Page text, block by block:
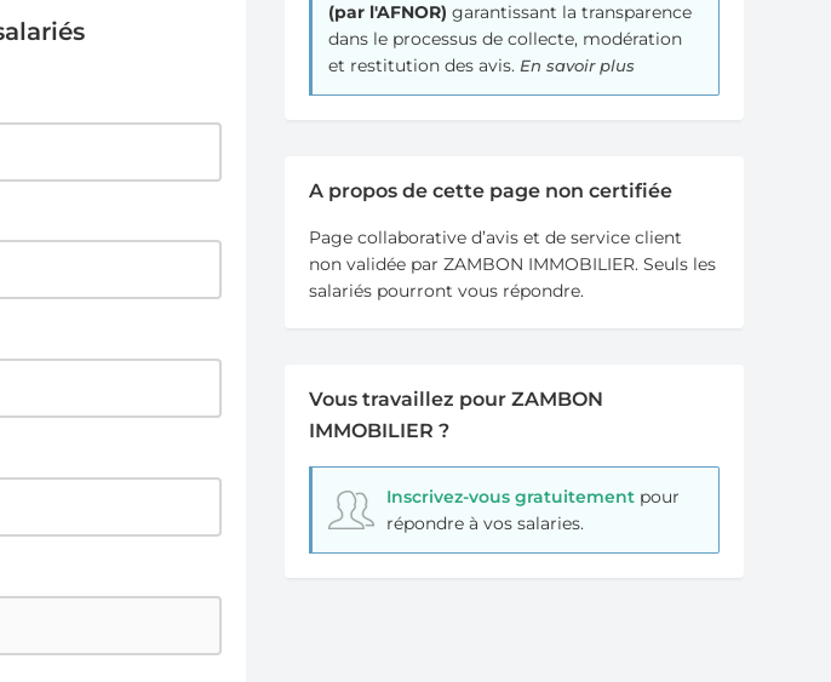
(par l'AFNOR) garantissant la transparence
dans le processus de collecte, modération
et restitution des avis.En savoir plus
A propos de cette page non certifiée
Page collaborative d’avis et de service client
non validée par ZAMBON IMMOBILIER. Seuls les
salariés pourront vous répondre.
Vous travaillez pour ZAMBON
IMMOBILIER ?
Inscrivez-vous gratuitementpour
répondre à vos salaries.